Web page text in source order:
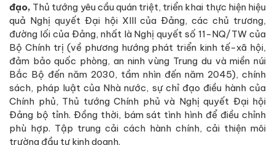
đạo, Thủ tướng yêu cầu quán triệt, triển khai thực hiện hiệu
quả Nghị quyết Đại hội XIII của Đảng, các chủ trương,
đường lối của Đảng, nhất là Nghị quyết số 11-NQ/TW của
Bộ Chính trị (về phương hướng phát triển kinh tế-xã hội,
đảm bảo quốc phòng, an ninh vùng Trung du và miền núi
Bắc Bộ đến năm 2030, tầm nhìn đến năm 2045), chính
sách, pháp luật của Nhà nước, sự chỉ đạo điều hành của
Chính phủ, Thủ tướng Chính phủ và Nghị quyết Đại hội
Đảng bộ tỉnh. Đồng thời, bám sát tình hình để điều chỉnh
phù hợp. Tập trung cải cách hành chính, cải thiện môi
trường đầu tư kinh doanh.